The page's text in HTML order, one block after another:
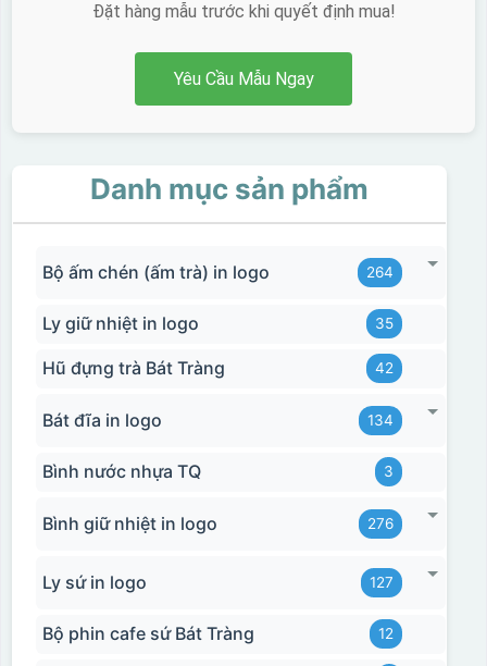
Đặt hàng mẫu trước khi quyết định mua!
Yêu Cầu Mẫu Ngay
Danh mục sản phẩm
Bộ ấm chén (ấm trà) in logo 264
Ly giữ nhiệt in logo 35
Hũ đựng trà Bát Tràng 42
Bát đĩa in logo 134
Bình nước nhựa TQ 3
Bình giữ nhiệt in logo 276
Ly sứ in logo 127
Bộ phin cafe sứ Bát Tràng 12